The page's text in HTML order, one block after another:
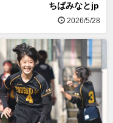
ちばみなとjp
2026/5/28